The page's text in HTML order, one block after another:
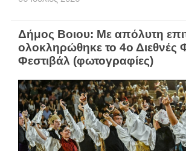
Δήμος Βοιου: Με απόλυτη
ολοκληρώθηκε το 4ο Διεθνές
Φεστιβάλ (φωτογραφίες)